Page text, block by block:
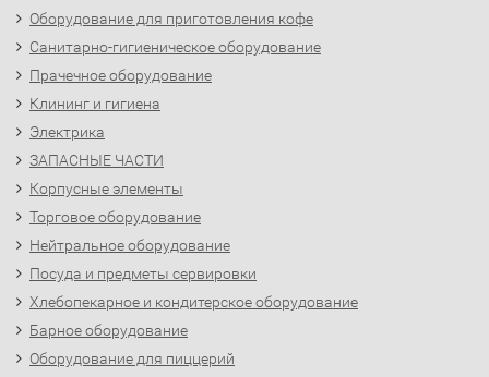
Оборудование для приготовления кофе
Санитарно-гигиеническое оборудование
Прачечное оборудование
Клининг и гигиена
Электрика
ЗАПАСНЫЕ ЧАСТИ
Корпусные элементы
Торговое оборудование
Нейтральное оборудование
Посуда и предметы сервировки
Хлебопекарное и кондитерское оборудование
Барное оборудование
Оборудование для пиццерий